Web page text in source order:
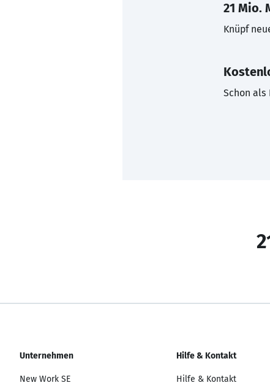
21 Mio.
Knüpf
Schon als
Unternehmen
New Work SE
Hilfe & Kontakt
Hilfe & Kontakt